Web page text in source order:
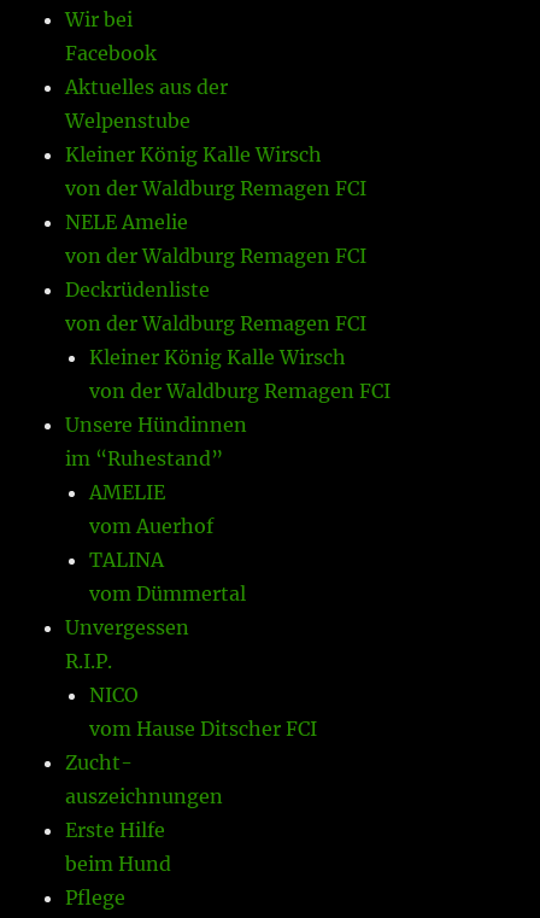
Wir bei
Facebook
Aktuelles aus der
Welpenstube
Kleiner König Kalle Wirsch
von der Waldburg Remagen FCI
NELE Amelie
von der Waldburg Remagen FCI
Deckrüdenliste
von der Waldburg Remagen FCI
Kleiner König Kalle Wirsch
von der Waldburg Remagen FCI
Unsere Hündinnen
im “Ruhestand”
AMELIE
vom Auerhof
TALINA
vom Dümmertal
Unvergessen
R.I.P.
NICO
vom Hause Ditscher FCI
Zucht-
auszeichnungen
Erste Hilfe
beim Hund
Pflege